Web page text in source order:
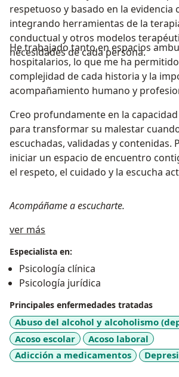
respetuoso y basado en la evidencia
integrando herramientas de la
conductual y otros modelos
necesidades de cada persona.
He trabajado tanto en espacios
hospitalarios, lo que me ha
complejidad de cada historia y la
acompañamiento humano y
Creo profundamente en la
para transformar su malestar
escuchadas, validadas y contenidas.
iniciar un espacio de encuentro
el respeto, el cuidado y la escucha
Acompáñame a escucharte.
ver más
Especialista en:
Psicología clínica
Psicología jurídica
Principales enfermedades tratadas
Abuso del alcohol y alcoholismo
Acoso escolar
Acoso laboral
Adicción a medicamentos